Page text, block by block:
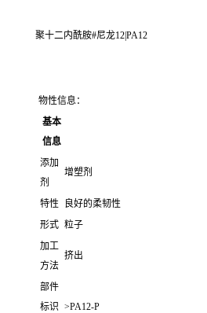
聚十二内酰胺#尼龙12|PA12
物性信息：
基本
信息
添加
剂
增塑剂
特性
良好的柔韧性
形式 粒子
加工
方法
挤出
部件
标识 >PA12-P